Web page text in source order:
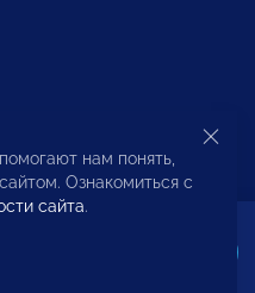
нам понять,
Ознакомиться с
сайта.